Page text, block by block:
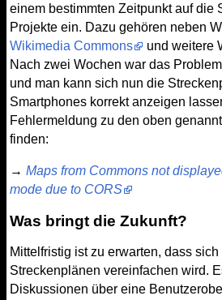
einem bestimmten Zeitpunkt auf die
Projekte ein. Dazu gehören neben
Wikimedia Commons
und weitere
Nach zwei Wochen war das
und man kann sich nun die
Smartphones korrekt anzeigen
Fehlermeldung zu den oben
finden:
→ Maps from Commons not
mode due to CORS
Was bringt die Zukunft?
Mittelfristig ist zu erwarten, dass
Streckenplänen vereinfachen wird.
Diskussionen über eine